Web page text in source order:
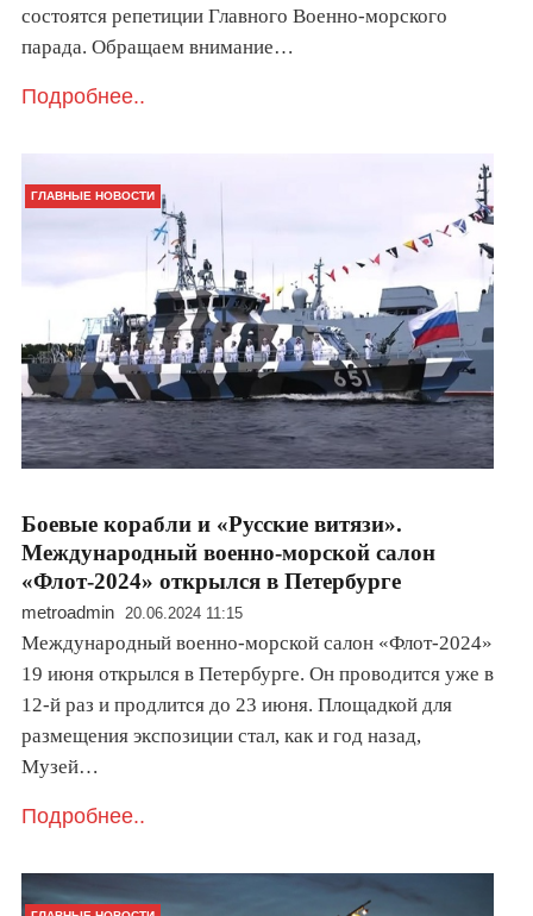
состоятся репетиции Главного Военно-морского
парада. Обращаем внимание…
Подробнее..
ГЛАВНЫЕ НОВОСТИ
Боевые корабли и «Русские витязи».
Международный военно-морской салон
«Флот-2024» открылся в Петербурге
metroadmin 20.06.2024 11:15
Международный военно-морской салон «Флот-2024»
19 июня открылся в Петербурге. Он проводится уже в
12-й раз и продлится до 23 июня. Площадкой для
размещения экспозиции стал, как и год назад,
Музей…
Подробнее..